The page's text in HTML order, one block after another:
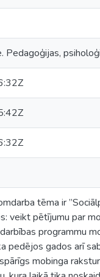
Pedagoģijas,
tēma ir
veikt pētījumu par
programmu
pedējos gados arī
mobinga